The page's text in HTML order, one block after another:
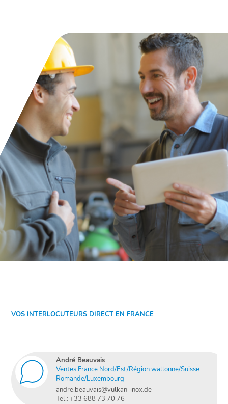
VOS INTERLOCUTEURS DIRECT EN FRANCE
André Beauvais
Ventes France Nord/Est/Région wallonne/Suisse
Romande/Luxembourg
andre.beauvais@vulkan-inox.de
Tel.: +33 688 73 70 76